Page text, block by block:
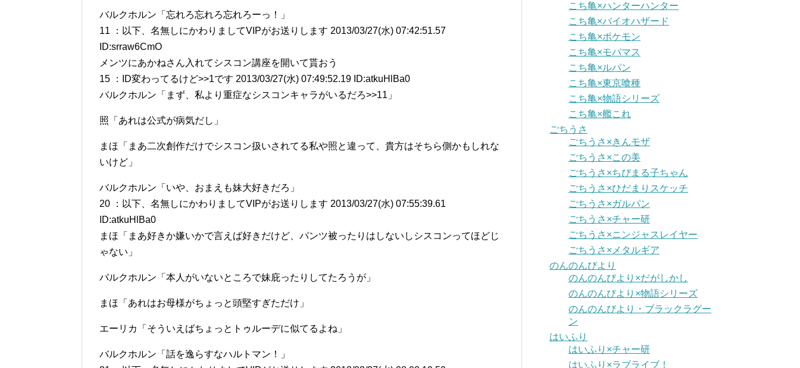
バルクホルン「忘れろ忘れろ忘れろーっ！」
11 ：以下、名無しにかわりましてVIPがお送りします 2013/03/27(水) 07:42:51.57
ID:srraw6CmO
メンツにあかねさん入れてシスコン講座を開いて貰おう
15 ：ID変わってるけど>>1です 2013/03/27(水) 07:49:52.19 ID:atkuHlBa0
バルクホルン「まず、私より重症なシスコンキャラがいるだろ>>11」
照「あれは公式が病気だし」
まほ「まあ二次創作だけでシスコン扱いされてる私や照と違って、貴方はそちら側かもしれな
いけど」
バルクホルン「いや、おまえも妹大好きだろ」
20 ：以下、名無しにかわりましてVIPがお送りします 2013/03/27(水) 07:55:39.61
ID:atkuHlBa0
まほ「まあ好きか嫌いかで言えば好きだけど、パンツ被ったりはしないしシスコンってほどじ
ゃない」
バルクホルン「本人がいないところで妹庇ったりしてたろうが」
まほ「あれはお母様がちょっと頭堅すぎただけ」
エーリカ「そういえばちょっとトゥルーデに似てるよね」
バルクホルン「話を逸らすなハルトマン！」
こち亀×ハンターハンター
こち亀×バイオハザード
こち亀×ポケモン
こち亀×モバマス
こち亀×ルパン
こち亀×東京喰種
こち亀×物語シリーズ
こち亀×艦これ
ごちうさ
ごちうさ×きんモザ
ごちうさ×この美
ごちうさ×ちびまる子ちゃん
ごちうさ×ひだまりスケッチ
ごちうさ×ガルパン
ごちうさ×チャー研
ごちうさ×ニンジャスレイヤー
ごちうさ×メタルギア
のんのんびより
のんのんびより×だがしかし
のんのんびより×物語シリーズ
のんのんびより・ブラックラグー
ン
はいふり
はいふり×チャー研
はいふり×ラブライブ！